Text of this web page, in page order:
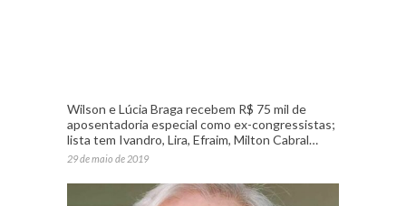
Wilson e Lúcia Braga recebem R$ 75 mil de
aposentadoria especial como ex-congressistas;
lista tem Ivandro, Lira, Efraim, Milton Cabral…
29 de maio de 2019